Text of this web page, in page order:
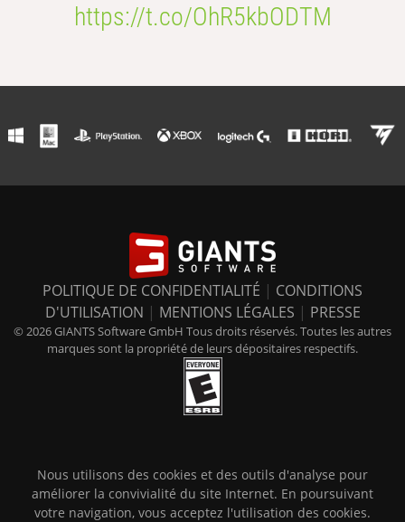
https://t.co/OhR5kbODTM
POLITIQUE DE CONFIDENTIALITÉ | CONDITIONS
D'UTILISATION | MENTIONS LÉGALES | PRESSE
© 2026 GIANTS Software GmbH Tous droits réservés. Toutes les autres
marques sont la propriété de leurs dépositaires respectifs.
Nous utilisons des cookies et des outils d'analyse pour
améliorer la convivialité du site Internet. En poursuivant
votre navigation, vous acceptez l'utilisation des cookies.